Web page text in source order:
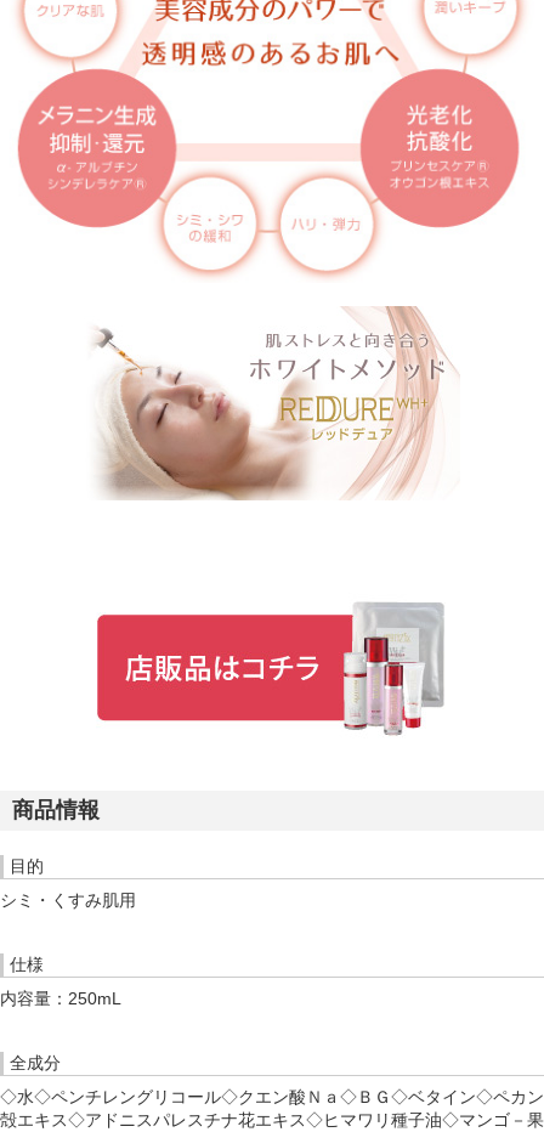
商品情報
目的
シミ・くすみ肌用
仕様
内容量：250mL
全成分
◇水◇ペンチレングリコール◇クエン酸Ｎａ◇ＢＧ◇ベタイン◇ペカン
殻エキス◇アドニスパレスチナ花エキス◇ヒマワリ種子油◇マンゴ－果